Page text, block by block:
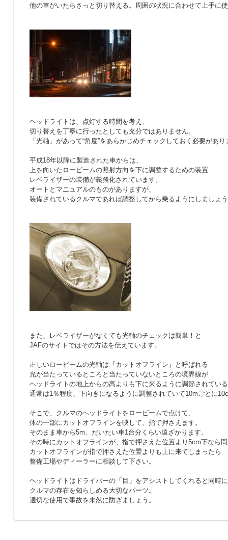
他の車がいたらさっと切り替える。周囲の状況に合わせて上手に
ヘッドライトは、点灯する時間を考え、
切り替えを丁寧に行ったとしても充分ではありません。
「光軸」があって“角度”をあらかじめチェックしておく必要があり
平成18年以降に製造された車からは、
上を向いたロービームの照射方向を下に調整するための装置
レベライザーの装備が義務化されています。
オートとマニュアルのものがありますが、
装備されているクルマであれば調整してから乗るようにしましょ
また、レベライザーがなくても光軸のチェックは簡単！と
JAFのサイトではその方法を伝えています。
正しいロービームの光軸は『カットオフライン』と呼ばれる
光が当たっているところと当たっていないところの境界線が
ヘッドライトの地上からの高よりも下に来るように調節されてい
通常は1％程度、下向きになるように調整されていて10mごとに
そこで、クルマのヘッドライトをロービームで点けて、
体の一部にカットオフラインを映して、指で押さえます。
そのまま車から5m、だいたい車1台分くらい遠ざかります。
その時にカットオフラインが、指で押さえた位置より5cm下なら
カットオフラインが指で押さえた位置よりも上に来てしまったら
整備工場やディーラーに相談して下さい。
ヘッドライトはドライバーの「目」をアシストしてくれると同時に
クルマの存在を知らしめる大切なパーツ。
適切な使用で事故を未然に防ぎましょう。